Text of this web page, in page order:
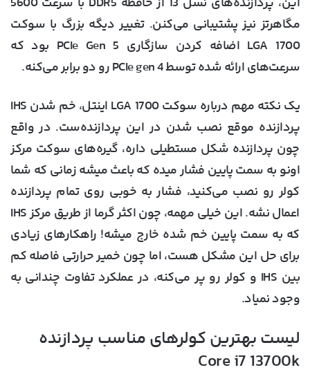
مگاهرتز نیز پشتیبانی می‌کنن. تغییر دیگه بزرگ با سوکت
LGA 1700 اضافه کردن سازگاری PCIe Gen 5 بود که
سرعت‌های ارائه شده توسط PCIe gen 4 رو دو برابر می‌کنه.
یک نکته مهم درباره سوکت LGA 1700 اینتل، خم شدن IHS
پردازنده موقع نصب شدن در این پردازنده‌ست. در واقع
چون پردازنده شکل مستطیلی داره، گیره‌های سوکت مرکز
اونو به سمت پایین فشار میده که باعث میشه زمانی که شما
کولر رو نصب می‌کنید، فشار به خوبی روی تمام پردازنده
اعمال نشه. این خیلی مهمه، چون اکثر گرما از طریق مرکز IHS
که به سمت پایین خم شده خارج میشه! راهکارهای زیادی
برای حل این مشکل هست، اما چون خمیر حرارتی فاصله کم
بین IHS و کولر رو پر می‌کنه، در عملکرد تفاوت چندانی به
وجود نمیاد.
لیست بهترین کولرهای مناسب پردازنده
Core i7 13700k